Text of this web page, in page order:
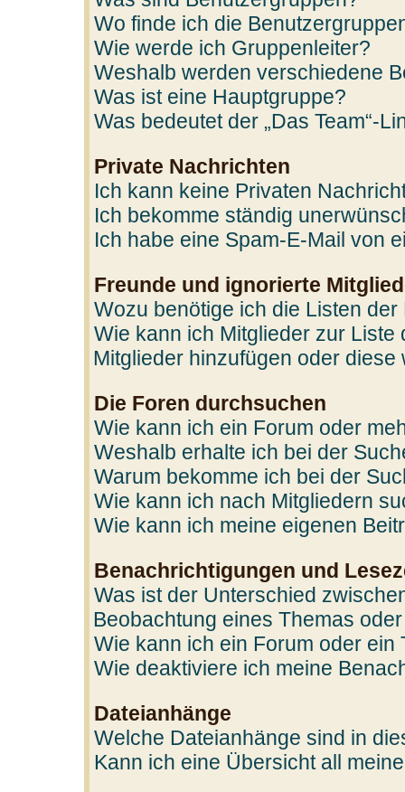
Wo finde ich die
Wie werde ich Gruppenleiter?
Weshalb werden verschiedene
Was ist eine Hauptgruppe?
Was bedeutet der „Das Team“-
Private Nachrichten
Ich kann keine Privaten
Ich bekomme ständig
Ich habe eine Spam-E-Mail von
Freunde und ignorierte
Wozu benötige ich die Listen
Wie kann ich Mitglieder zur
Mitglieder hinzufügen oder
Die Foren durchsuchen
Wie kann ich ein Forum oder
Weshalb erhalte ich bei der
Warum bekomme ich bei der
Wie kann ich nach Mitgliedern
Wie kann ich meine eigenen
Benachrichtigungen und
Was ist der Unterschied
Beobachtung eines Themas
Wie kann ich ein Forum oder ein
Wie deaktiviere ich meine
Dateianhänge
Welche Dateianhänge sind in
Kann ich eine Übersicht all